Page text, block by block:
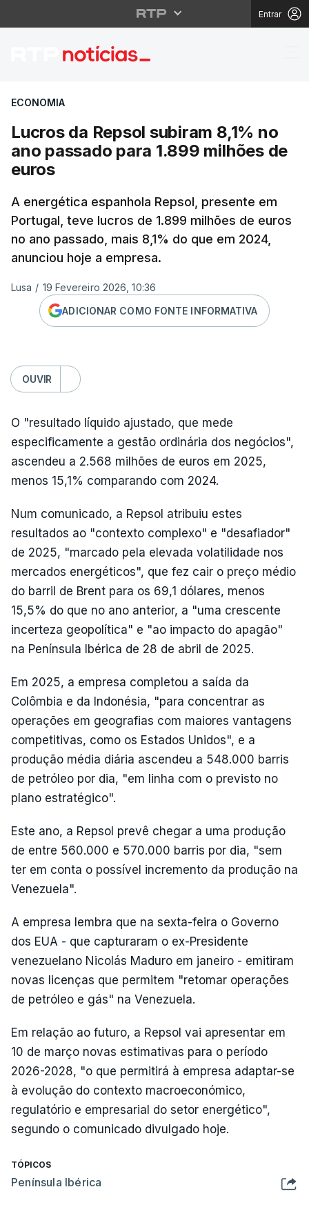
Entrar
Lucros da Repsol
ECONOMIA
Lucros da Repsol subiram 8,1% no
ano passado para 1.899 milhões de
euros
A energética espanhola Repsol, presente em
Portugal, teve lucros de 1.899 milhões de euros
no ano passado, mais 8,1% do que em 2024,
anunciou hoje a empresa.
Lusa / 19 Fevereiro 2026, 10:36
ADICIONAR COMO FONTE INFORMATIVA
OUVIR
O "resultado líquido ajustado, que mede
especificamente a gestão ordinária dos negócios",
ascendeu a 2.568 milhões de euros em 2025,
menos 15,1% comparando com 2024.
Num comunicado, a Repsol atribuiu estes
resultados ao "contexto complexo" e "desafiador"
de 2025, "marcado pela elevada volatilidade nos
mercados energéticos", que fez cair o preço médio
do barril de Brent para os 69,1 dólares, menos
15,5% do que no ano anterior, a "uma crescente
incerteza geopolítica" e "ao impacto do apagão"
na Península Ibérica de 28 de abril de 2025.
Em 2025, a empresa completou a saída da
Colômbia e da Indonésia, "para concentrar as
operações em geografias com maiores vantagens
competitivas, como os Estados Unidos", e a
produção média diária ascendeu a 548.000 barris
de petróleo por dia, "em linha com o previsto no
plano estratégico".
Este ano, a Repsol prevê chegar a uma produção
de entre 560.000 e 570.000 barris por dia, "sem
ter em conta o possível incremento da produção na
Venezuela".
A empresa lembra que na sexta-feira o Governo
dos EUA - que capturaram o ex-Presidente
venezuelano Nicolás Maduro em janeiro - emitiram
novas licenças que permitem "retomar operações
de petróleo e gás" na Venezuela.
Em relação ao futuro, a Repsol vai apresentar em
10 de março novas estimativas para o período
2026-2028, "o que permitirá à empresa adaptar-se
à evolução do contexto macroeconómico,
regulatório e empresarial do setor energético",
segundo o comunicado divulgado hoje.
TÓPICOS
Península Ibérica